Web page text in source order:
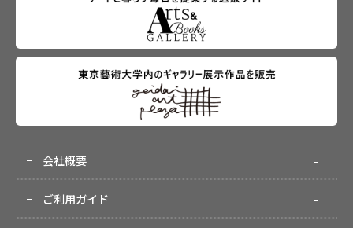
会社概要
ご利用ガイド